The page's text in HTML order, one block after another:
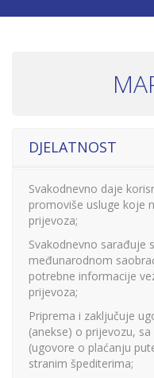
DJELATNOST
Svakodnevno daje
promoviše usluge koje
prijevoza;
Svakodnevno sarađuje
međunarodnom
potrebne informacije
prijevoza;
Priprema i zaključuje
(anekse) o prijevozu,
(ugovore o plaćanju
stranim špediterima;